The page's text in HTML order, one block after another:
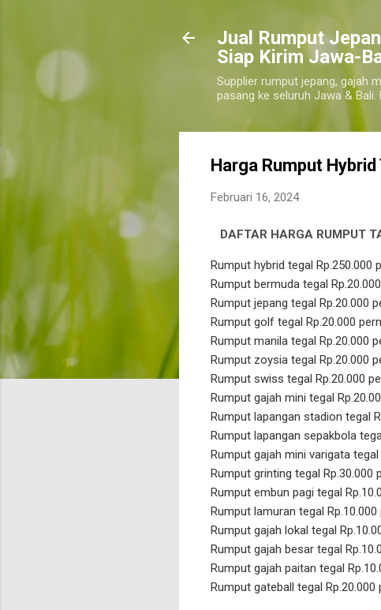
​Jual Rumput
Siap Kirim Jawa-
Supplier rumput jepang, gajah
pasang ke seluruh Jawa & Bali.
Harga Rumput
Februari 16, 2024
DAFTAR HARGA RUMPUT
Rumput hybrid tegal Rp.250.000
Rumput bermuda tegal
Rumput jepang tegal Rp.20.000
Rumput golf tegal Rp.20.000
Rumput manila tegal Rp.20.000
Rumput zoysia tegal Rp.20.000
Rumput swiss tegal Rp.20.000
Rumput gajah mini tegal
Rumput lapangan stadion tegal
Rumput lapangan sepakbola
Rumput gajah mini varigata tegal
Rumput grinting tegal Rp.30.000
Rumput embun pagi tegal
Rumput lamuran tegal
Rumput gajah lokal tegal
Rumput gajah besar tegal
Rumput gajah paitan tegal
Rumput gateball tegal Rp.20.000